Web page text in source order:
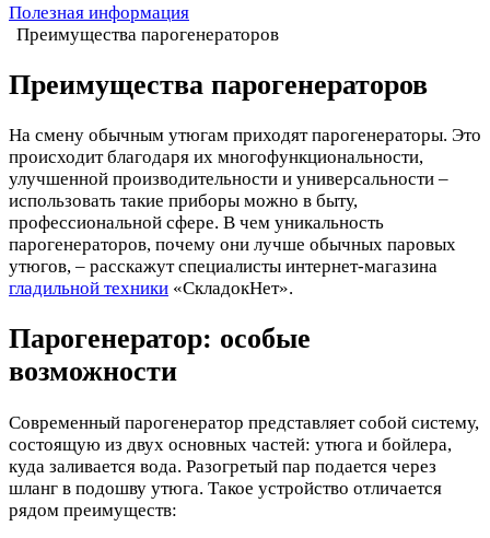
Полезная информация
Преимущества парогенераторов
Преимущества парогенераторов
На смену обычным утюгам приходят парогенераторы. Это
происходит благодаря их многофункциональности,
улучшенной производительности и универсальности –
использовать такие приборы можно в быту,
профессиональной сфере. В чем уникальность
парогенераторов, почему они лучше обычных паровых
утюгов, – расскажут специалисты интернет-магазина
гладильной техники «СкладокНет».
Парогенератор: особые
возможности
Современный парогенератор представляет собой систему,
состоящую из двух основных частей: утюга и бойлера,
куда заливается вода. Разогретый пар подается через
шланг в подошву утюга. Такое устройство отличается
рядом преимуществ: